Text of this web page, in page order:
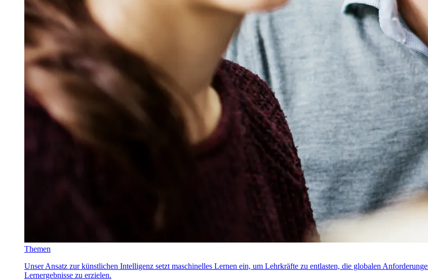
Themen
Unser Ansatz zur künstlichen Intelligenz setzt maschinelles Lernen ein, um Lehrkräfte zu entlasten, die globalen
Lernergebnisse zu erzielen.